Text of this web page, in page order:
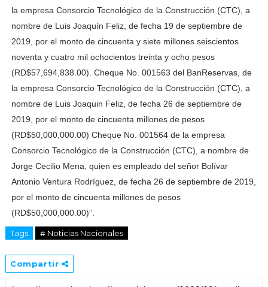
la empresa Consorcio Tecnológico de la Construcción (CTC), a
nombre de Luis Joaquín Feliz, de fecha 19 de septiembre de
2019, por el monto de cincuenta y siete millones seiscientos
noventa y cuatro mil ochocientos treinta y ocho pesos
(RD$57,694,838.00). Cheque No. 001563 del BanReservas, de
la empresa Consorcio Tecnológico de la Construcción (CTC), a
nombre de Luis Joaquin Feliz, de fecha 26 de septiembre de
2019, por el monto de cincuenta millones de pesos
(RD$50,000,000.00) Cheque No. 001564 de la empresa
Consorcio Tecnológico de la Construcción (CTC), a nombre de
Jorge Cecilio Mena, quien es empleado del señor Bolívar
Antonio Ventura Rodríguez, de fecha 26 de septiembre de 2019,
por el monto de cincuenta millones de pesos
(RD$50,000,000.00)”.
Tags # Noticias Nacionales
Compartir